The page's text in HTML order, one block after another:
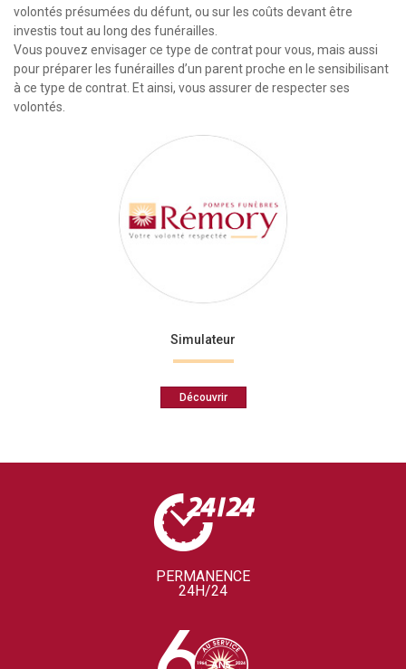
volontés présumées du défunt, ou sur les coûts devant être
investis tout au long des funérailles.
Vous pouvez envisager ce type de contrat pour vous, mais aussi
pour préparer les funérailles d’un parent proche en le sensibilisant
à ce type de contrat. Et ainsi, vous assurer de respecter ses
volontés.
Simulateur
Découvrir
PERMANENCE
24H/24